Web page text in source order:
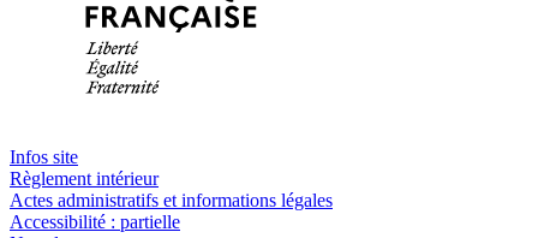
Infos site
Règlement intérieur
Actes administratifs et informations légales
Accessibilité : partielle